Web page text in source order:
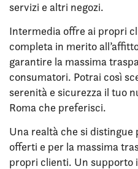
servizi e altri negozi.
Intermedia offre ai propri
completa in merito
garantire la massima
consumatori. Potrai così
serenità e sicurezza il tuo
Roma che preferisci.
Una realtà che si distingue
offerti e per la massima
propri clienti. Un supporto